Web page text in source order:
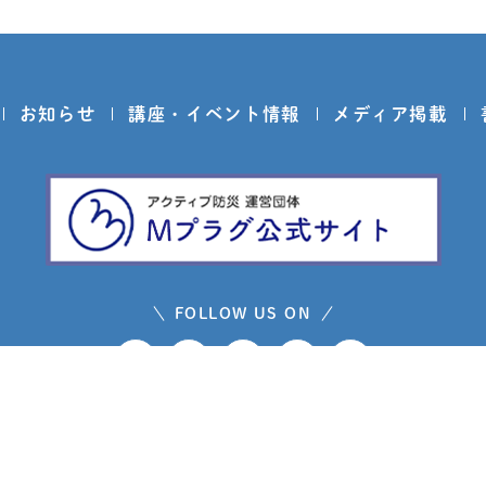
お知らせ 講座・イベント情報 メディア掲載
FOLLOW US ON